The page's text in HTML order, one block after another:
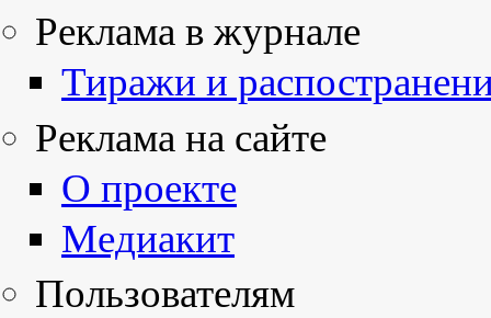
Реклама в журнале
Тиражи и
Реклама на сайте
О проекте
Медиакит
Пользователям